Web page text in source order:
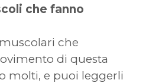
che fanno
che
di questa
molti, e puoi leggerli